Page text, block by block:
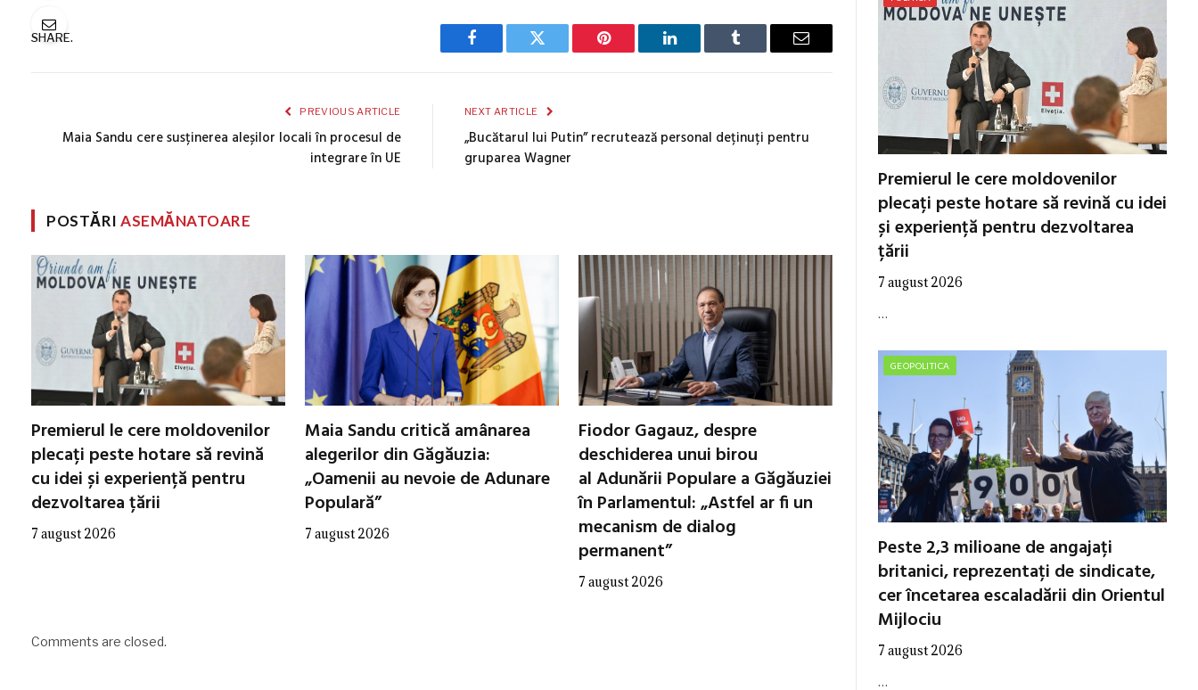
SHARE.
Facebook Twitter Pinterest LinkedIn Tumblr Email
PREVIOUS ARTICLE
Maia Sandu cere susținerea aleșilor locali în procesul de
integrare în UE
NEXT ARTICLE
„Bucătarul lui Putin” recrutează personal deținuți pentru
gruparea Wagner
POSTĂRIASEMĂNATOARE
Premierul le cere moldovenilor
plecați peste hotare să revină
cu idei și experiență pentru
dezvoltarea țării
7 august 2026
Maia Sandu critică amânarea
alegerilor din Găgăuzia:
„Oamenii au nevoie de Adunare
Populară”
7 august 2026
Fiodor Gagauz, despre
deschiderea unui birou
al Adunării Populare a Găgăuziei
în Parlamentul: „Astfel ar fi un
mecanism de dialog
permanent”
7 august 2026
Comments are closed.
Premierul le cere moldovenilor
plecați peste hotare să revină cu idei
și experiență pentru dezvoltarea
țării
7 august 2026
…
GEOPOLITICA
Peste 2,3 milioane de angajați
britanici, reprezentați de sindicate,
cer încetarea escaladării din Orientul
Mijlociu
7 august 2026
…